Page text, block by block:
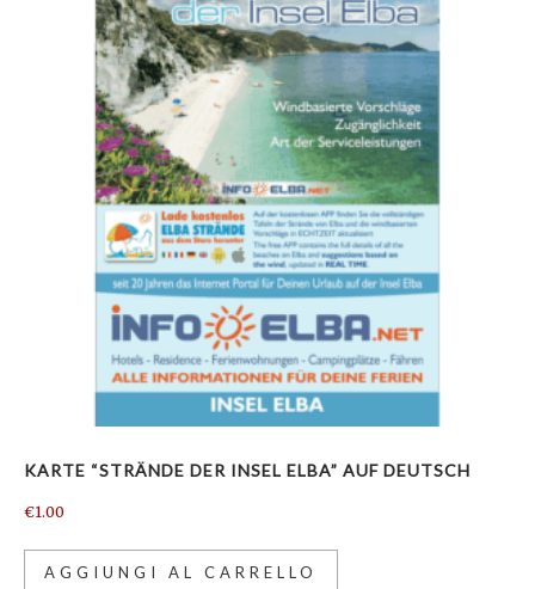
KARTE “STRÄNDE DER INSEL ELBA” AUF DEUTSCH
€1.00
AGGIUNGI AL CARRELLO